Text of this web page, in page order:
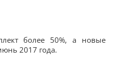
более 50%, а новые
2017 года.